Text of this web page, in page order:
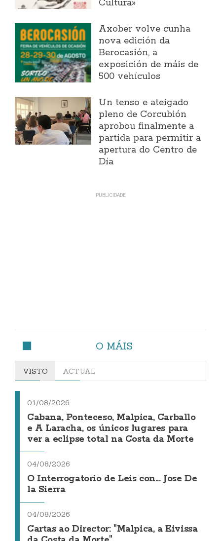
Cultura»
Axober volve cunha
nova edición da
Berocasión, a
exposición de máis de
500 vehículos
Un tenso e ateigado
pleno de Corcubión
aprobou finalmente a
partida para permitir a
apertura do Centro de
Día
O MÁIS
VISTO ACTUAL
01/08/2026
Cabana, Ponteceso, Malpica, Carballo
e A Laracha, os únicos lugares para
ver a eclipse total na Costa da Morte
04/08/2026
O Interrogatorio de Leis con... Jose De
la Sierra
04/08/2026
Cartas ao Director: "Malpica, a Eivissa